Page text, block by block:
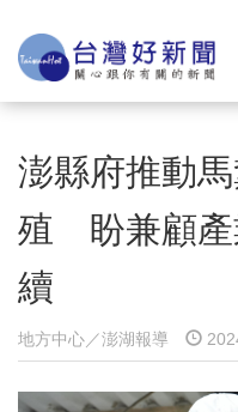
澎縣府推動
殖 盼兼顧產
續
地方中心／澎湖報導